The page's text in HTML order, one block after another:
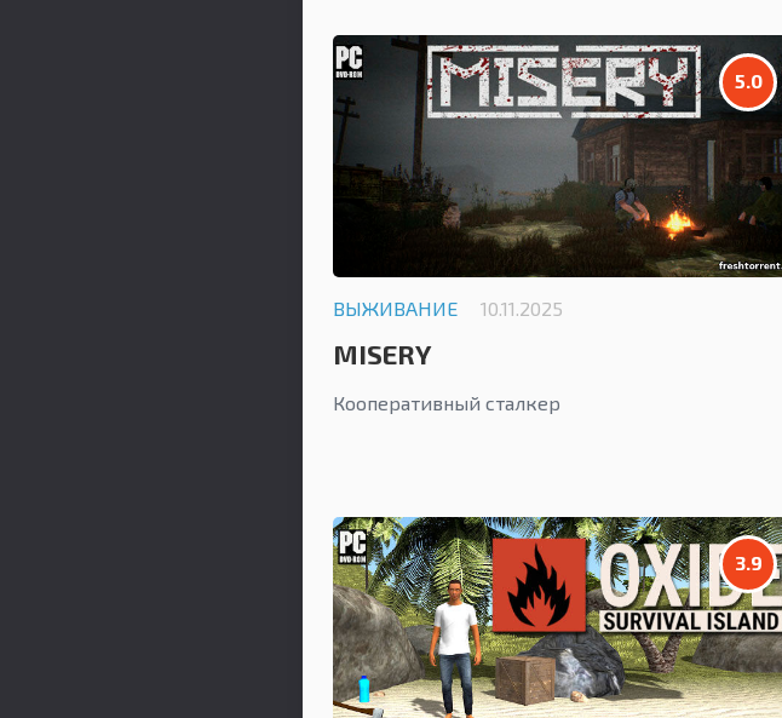
5.0
ВЫЖИВАНИЕ 10.11.2025
MISERY
Кооперативный сталкер
3.9